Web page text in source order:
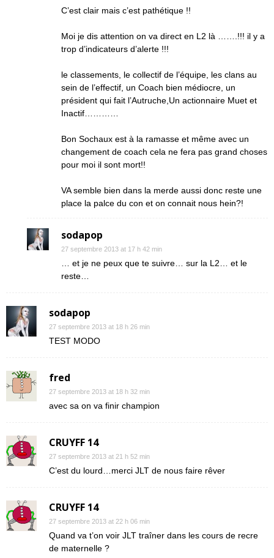
C’est clair mais c’est pathétique !!
Moi je dis attention on va direct en L2 là …….!!! il y a
trop d’indicateurs d’alerte !!!
le classements, le collectif de l’équipe, les clans au
sein de l’effectif, un Coach bien médiocre, un
président qui fait l’Autruche,Un actionnaire Muet et
Inactif…………
Bon Sochaux est à la ramasse et même avec un
changement de coach cela ne fera pas grand choses
pour moi il sont mort!!
VA semble bien dans la merde aussi donc reste une
place la palce du con et on connait nous hein?!
sodapop
27 septembre 2013 at 17 h 42 min
… et je ne peux que te suivre… sur la L2… et le
reste…
sodapop
27 septembre 2013 at 18 h 26 min
TEST MODO
fred
27 septembre 2013 at 18 h 32 min
avec sa on va finir champion
CRUYFF 14
27 septembre 2013 at 21 h 52 min
C’est du lourd…merci JLT de nous faire rêver
CRUYFF 14
27 septembre 2013 at 22 h 06 min
Quand va t’on voir JLT traîner dans les cours de recre
de maternelle ?